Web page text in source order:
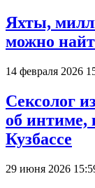
Яхты,
можно
14 февраля 2026
Сексолог
об интиме,
Кузбассе
29 июня 2026